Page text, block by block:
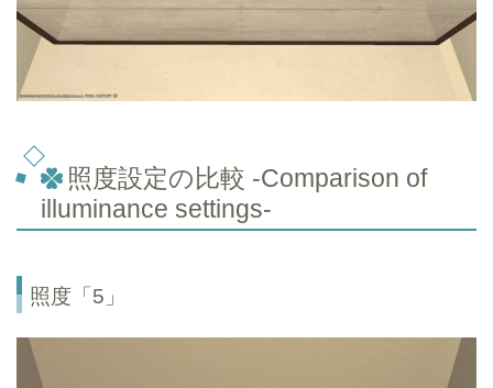
照度設定の比較 -Comparison of
illuminance settings-
照度「5」